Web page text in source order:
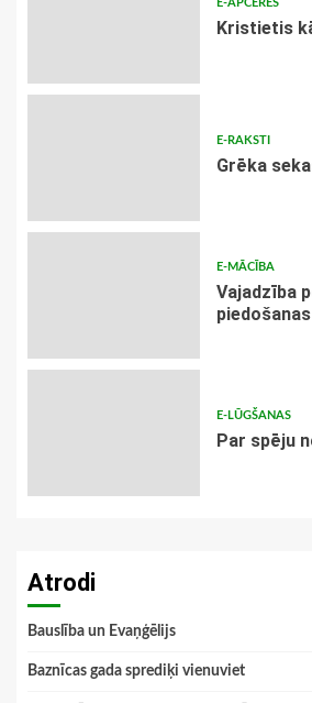
E-APCERES
Kristietis
E-RAKSTI
Grēka
E-MĀCĪBA
Vajadzība
E-LŪGŠANAS
Par spēju
Atrodi
Bauslība un Evaņģēlijs
Baznīcas gada sprediķi vienuviet